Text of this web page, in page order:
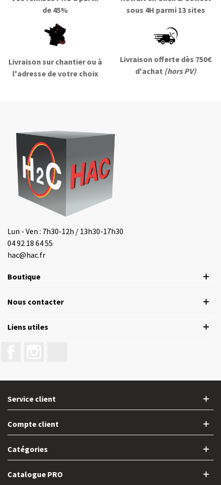
de 45%
sous 4H parmi 13 sites
Livraison sur chantier ou à
l'adresse de votre choix
Livraison offerte dès 750€
d'achat (hors PV)
Lun - Ven : 7h30-12h / 13h30-17h30
04 92 18 64 55
hac@hac.fr
Boutique
Nous contacter
Liens utiles
Service client
Compte client
Catégories
Catalogue PRO